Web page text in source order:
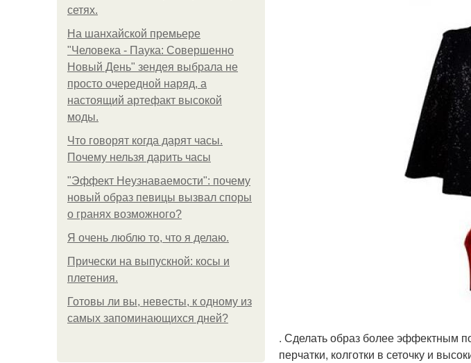
сетях.
На шанхайской премьере
"Человека - Паука: Совершенно
Новый День" зендея выбрала не
просто очередной наряд, а
настоящий артефакт высокой
моды.
Что говорят когда дарят часы.
Почему нельзя дарить часы
"Эффект Неузнаваемости": почему
новый образ певицы вызвал споры
о гранях возможного?
Я очень люблю то, что я делаю.
Прически на выпускной: косы и
плетения.
Готовы ли вы, невесты, к одному из
самых запоминающихся дней?
. Сделать образ более эффектным
перчатки, колготки в сеточку и